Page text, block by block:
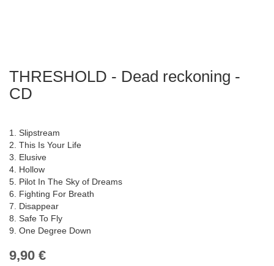
THRESHOLD - Dead reckoning -
CD
1. Slipstream
2. This Is Your Life
3. Elusive
4. Hollow
5. Pilot In The Sky of Dreams
6. Fighting For Breath
7. Disappear
8. Safe To Fly
9. One Degree Down
9,90 €
Zum
der